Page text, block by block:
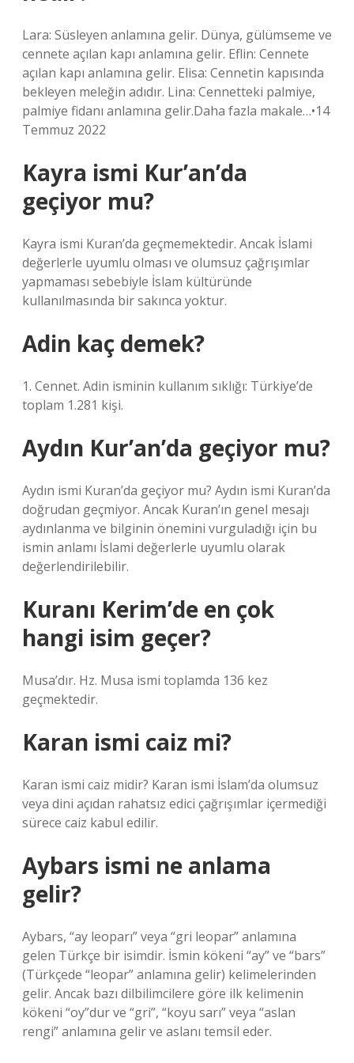
Lara: Süsleyen anlamına gelir. Dünya, gülümseme ve
cennete açılan kapı anlamına gelir. Eflin: Cennete
açılan kapı anlamına gelir. Elisa: Cennetin kapısında
bekleyen meleğin adıdır. Lina: Cennetteki palmiye,
palmiye fidanı anlamına gelir.Daha fazla makale…•14
Temmuz 2022
Kayra ismi Kur’an’da
geçiyor mu?
Kayra ismi Kuran’da geçmemektedir. Ancak İslami
değerlerle uyumlu olması ve olumsuz çağrışımlar
yapmaması sebebiyle İslam kültüründe
kullanılmasında bir sakınca yoktur.
Adin kaç demek?
1. Cennet. Adin isminin kullanım sıklığı: Türkiye’de
toplam 1.281 kişi.
Aydın Kur’an’da geçiyor mu?
Aydın ismi Kuran’da geçiyor mu? Aydın ismi Kuran’da
doğrudan geçmiyor. Ancak Kuran’ın genel mesajı
aydınlanma ve bilginin önemini vurguladığı için bu
ismin anlamı İslami değerlerle uyumlu olarak
değerlendirilebilir.
Kuranı Kerim’de en çok
hangi isim geçer?
Musa’dır. Hz. Musa ismi toplamda 136 kez
geçmektedir.
Karan ismi caiz mi?
Karan ismi caiz midir? Karan ismi İslam’da olumsuz
veya dini açıdan rahatsız edici çağrışımlar içermediği
sürece caiz kabul edilir.
Aybars ismi ne anlama
gelir?
Aybars, “ay leoparı” veya “gri leopar” anlamına
gelen Türkçe bir isimdir. İsmin kökeni “ay” ve “bars”
(Türkçede “leopar” anlamına gelir) kelimelerinden
gelir. Ancak bazı dilbilimcilere göre ilk kelimenin
kökeni “oy”dur ve “gri”, “koyu sarı” veya “aslan
rengi” anlamına gelir ve aslanı temsil eder.